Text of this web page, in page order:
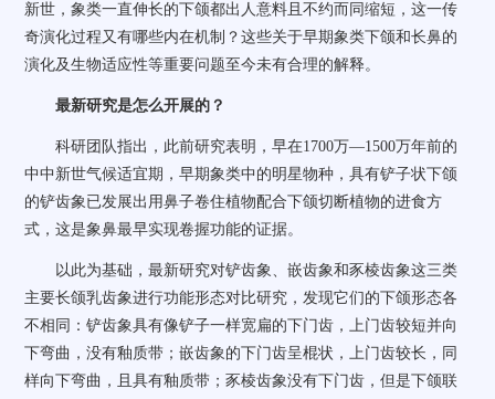
新世，象类一直伸长的下颌都出人意料且不约而同缩短，这一传
奇演化过程又有哪些内在机制？这些关于早期象类下颌和长鼻的
演化及生物适应性等重要问题至今未有合理的解释。
最新研究是怎么开展的？
科研团队指出，此前研究表明，早在1700万—1500万年前的
中中新世气候适宜期，早期象类中的明星物种，具有铲子状下颌
的铲齿象已发展出用鼻子卷住植物配合下颌切断植物的进食方
式，这是象鼻最早实现卷握功能的证据。
以此为基础，最新研究对铲齿象、嵌齿象和豕棱齿象这三类
主要长颌乳齿象进行功能形态对比研究，发现它们的下颌形态各
不相同：铲齿象具有像铲子一样宽扁的下门齿，上门齿较短并向
下弯曲，没有釉质带；嵌齿象的下门齿呈棍状，上门齿较长，同
样向下弯曲，且具有釉质带；豕棱齿象没有下门齿，但是下颌联